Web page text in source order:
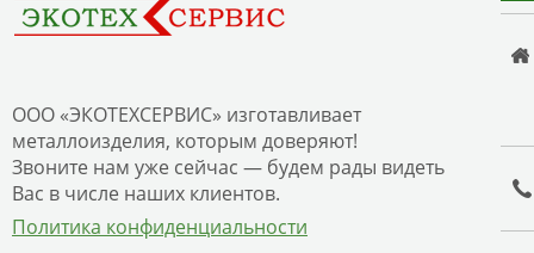
ООО «ЭКОТЕХСЕРВИС» изготавливает
металлоизделия, которым доверяют!
Звоните нам уже сейчас — будем рады видеть
Вас в числе наших клиентов.
Политика конфиденциальности